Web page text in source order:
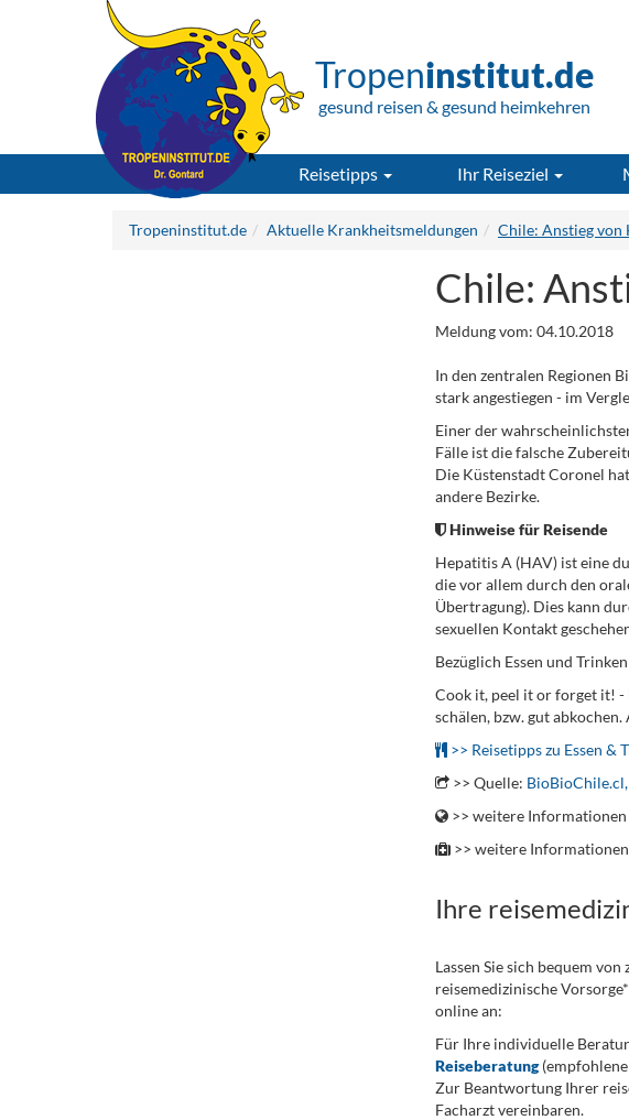
Tropeninstitut.de
gesund reisen & gesund heimkehren
Reisetipps Ihr Reiseziel
Tropeninstitut.de Aktuelle Krankheitsmeldungen Chile: Anstieg
Chile:
Meldung vom: 04.10.2018
In den zentralen Regionen
stark angestiegen - im
Einer der
Fälle ist die falsche
Die Küstenstadt Coronel
andere Bezirke.
Hinweise für Reisende
Hepatitis A (HAV) ist eine
die vor allem durch den
Übertragung). Dies kann
sexuellen Kontakt
Bezüglich Essen und
Cook it, peel it or forget it! -
schälen, bzw. gut
>> Reisetipps zu Essen &
>> Quelle:
>> weitere Informationen
>> weitere Informationen
Ihre
Lassen Sie sich bequem
reisemedizinische
online an:
Für Ihre individuelle
Reiseberatung(empfohlene
Zur Beantwortung Ihrer
Facharzt vereinbaren.